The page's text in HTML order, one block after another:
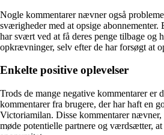
Nogle kommentarer nævner også
sværigheder med at opsige abonnementer.
har svært ved at få deres penge tilbage og
opkrævninger, selv efter de har forsøgt at
Enkelte positive oplevelser
Trods de mange negative kommentarer er
kommentarer fra brugere, der har haft en
Victoriamilan. Disse kommentarer nævner,
møde potentielle partnere og værdsætter,